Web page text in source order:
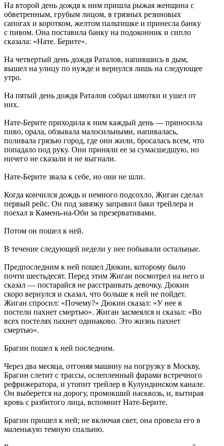
На второй день дождя к ним пришла рыжая женщина с
обветренным, грубым лицом, в грязных резиновых
сапогах и коротком, желтом пальтишке и принесла банку
с пивом. Она поставила банку на подоконник и сипло
сказала: «Нате. Берите».
На четвертый день дождя Раталов, напившись в дым,
вышел на улицу по нужде и вернулся лишь на следующее
утро.
На пятый день дождя Раталов собрал шмотки и ушел от
них.
Нате-Берите приходила к ним каждый день — приносила
пиво, орала, обзывала малосильными, напивалась,
поливала грязью город, где они жили, бросалась всем, что
попадало под руку. Они приняли ее за сумасшедшую, но
ничего не сказали и не выгнали.
Нате-Берите звала к себе, но они не шли.
Когда кончился дождь и немного подсохло, Жиган сделал
первый рейс. Он под завязку заправил баки трейлера и
поехал в Камень-на-Оби за презервативами.
Потом он пошел к ней.
В течение следующей недели у нее побывали остальные.
Предпоследним к ней пошел Дюкин, которому было
почти шестьдесят. Перед этим Жиган посмотрел на него и
сказал — постарайся не расстраивать девочку. Дюкин
скоро вернулся и сказал, что больше к ней не пойдет.
Жиган спросил: «Почему?» Дюкин сказал: «У нее в
постели пахнет смертью». Жиган засмеялся и сказал: «Во
всех постелях пахнет одинаково. Это жизнь пахнет
смертью».
Брагин пошел к ней последним.
Через два месяца, отгоняя машину на погрузку в Москву,
Брагин слетит с трассы, ослепленный фарами встречного
рефрижератора, и утопит трейлер в Кулундинском канале.
Он выберется на дорогу, промокший насквозь, и, вытирая
кровь с разбитого лица, вспомнит Нате-Берите.
Брагин пришел к ней; не включая свет, она провела его в
маленькую темную спальню.